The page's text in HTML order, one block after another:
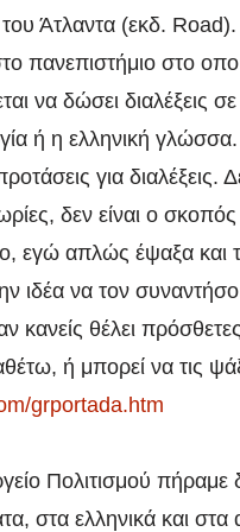
Άτλαντα (εκδ. Road).
πανεπιστήμιο στο
να δώσει διαλέξεις
ή η ελληνική
για
δεν είναι ο
εγώ απλώς έψαξα και
ιδέα να τον
θέλει
ή μπορεί να τις
grportada.htm
Πολιτισμού πήραμε
στα ελληνικά και